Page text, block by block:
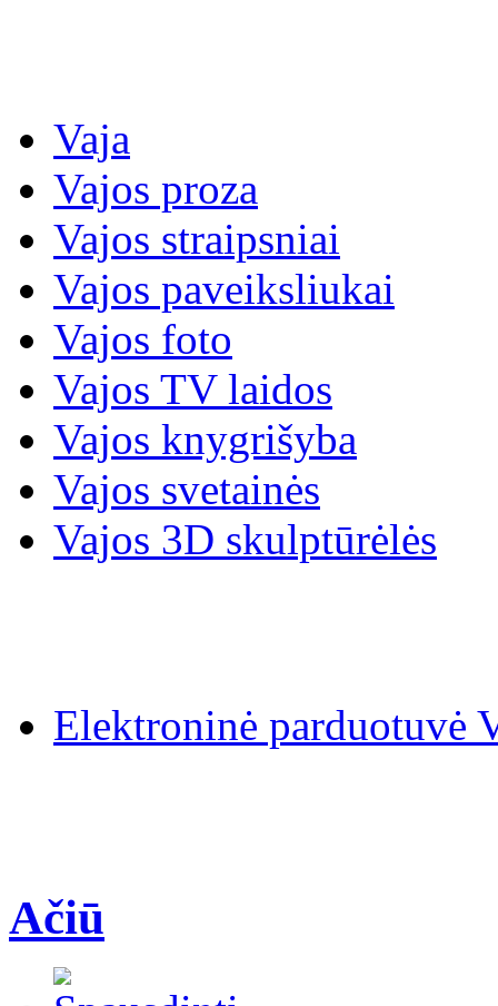
Vaja
Vajos proza
Vajos straipsniai
Vajos paveiksliukai
Vajos foto
Vajos TV laidos
Vajos knygrišyba
Vajos svetainės
Vajos 3D skulptūrėlės
Elektroninė parduotuvė
Ačiū